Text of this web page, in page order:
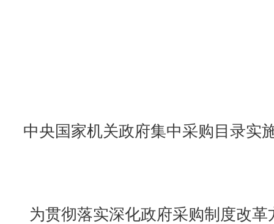
中央国家机关政府集中采购目录实
为贯彻落实深化政府采购制度改革